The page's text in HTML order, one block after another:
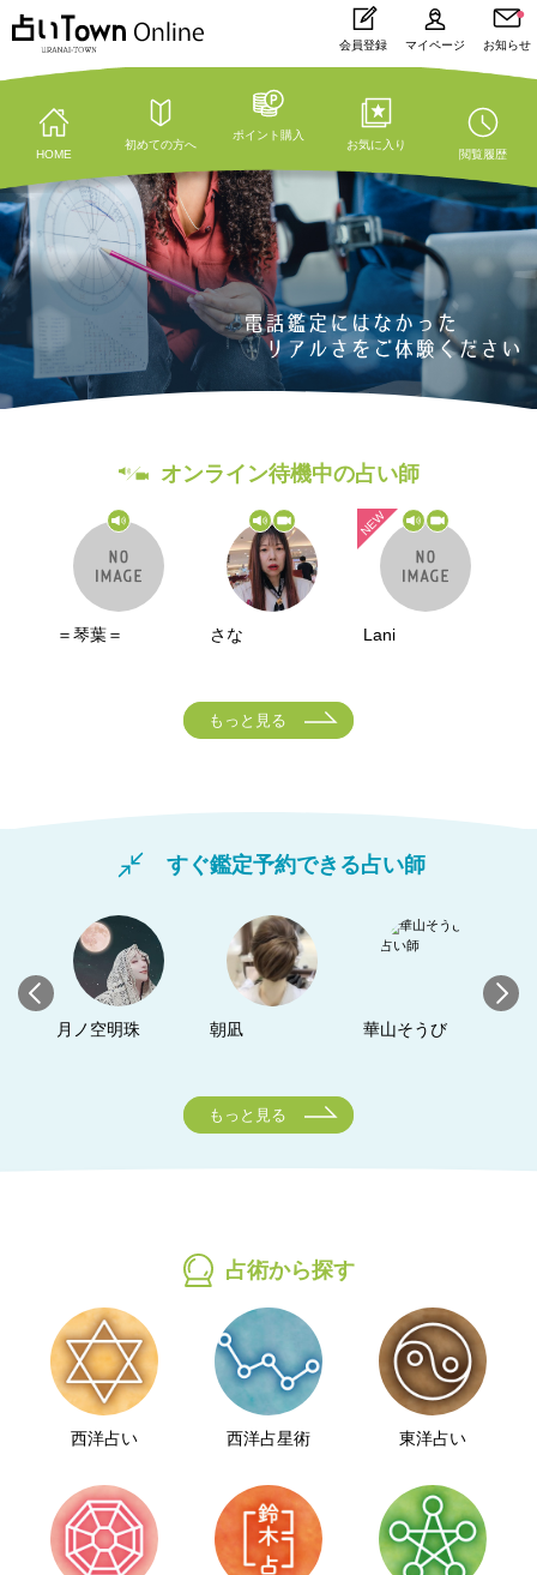
お知らせ
マイページ
会員登録
HOME
初めての方へ
ポイント購入
お気に入り
閲覧履歴
オンライン待機中の占い師
＝琴葉＝ さな Lani
もっと見る
すぐ鑑定予約できる占い師
月ノ空明珠 朝凪 華山そうび
もっと見る
占術から探す
西洋占い 西洋占星術 東洋占い